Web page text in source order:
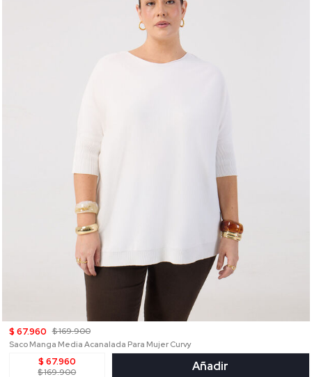
$ 67.960 $ 169.900
Saco Manga Media Acanalada Para Mujer Curvy
$ 67.960
$ 169.900 Añadir